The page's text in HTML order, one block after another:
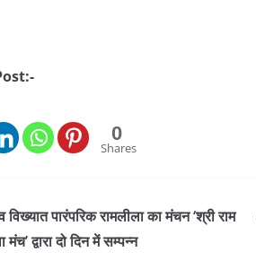
0
Shares
विख्यात पारंपरिक रामलीला का मंचन ‘श्री राम
द्वारा दो दिन में सम्पन्न